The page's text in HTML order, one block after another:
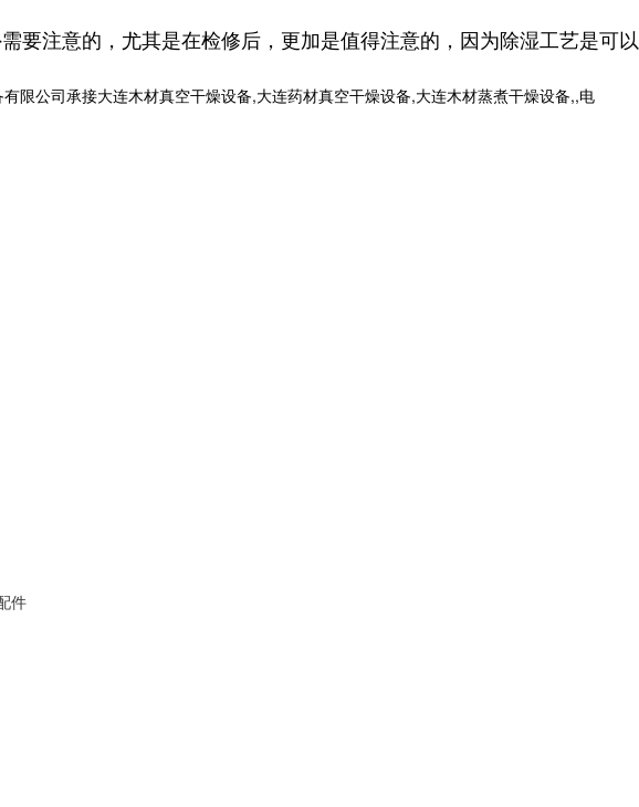
注意的，尤其是在检修后，更加是值得注意的，因为除湿工艺是可以
限公司承接大连木材真空干燥设备,大连药材真空干燥设备,大连木材蒸煮干燥设备,,电
件